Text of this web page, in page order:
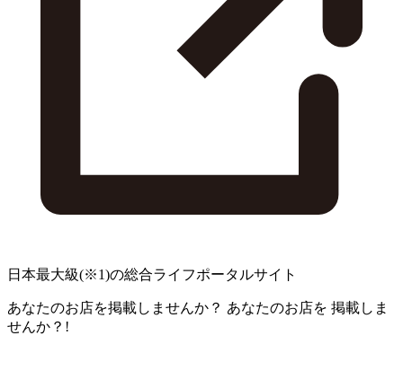
日本最大級(※1)の総合ライフポータルサイト
あなたのお店を掲載しませんか？ あなたのお店を 掲載しま
せんか？!